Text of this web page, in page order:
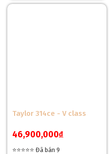
Taylor 314ce - V class
46,900,000đ
⭐⭐⭐⭐⭐ Đã bán 9